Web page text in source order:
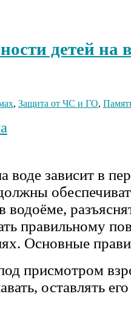
детей на
, Защита от ЧС и ГО,
воде зависит в
водоёме,
правильному
Основные
присмотром
оставлять